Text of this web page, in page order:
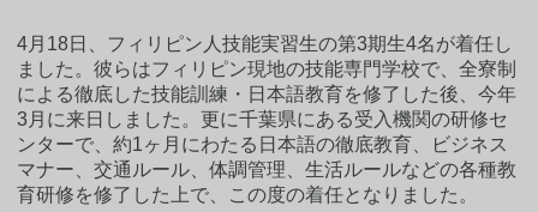
4月18日、フィリピン人技能実習生の第3期生4名が着任し
ました。彼らはフィリピン現地の技能専門学校で、全寮制
による徹底した技能訓練・日本語教育を修了した後、今年
3月に来日しました。更に千葉県にある受入機関の研修セ
ンターで、約1ヶ月にわたる日本語の徹底教育、ビジネス
マナー、交通ルール、体調管理、生活ルールなどの各種教
育研修を修了した上で、この度の着任となりました。